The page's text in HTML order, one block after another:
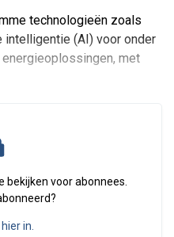
technologieën zoals
intelligentie (AI) voor onder
met
bekijken voor abonnees.
in.